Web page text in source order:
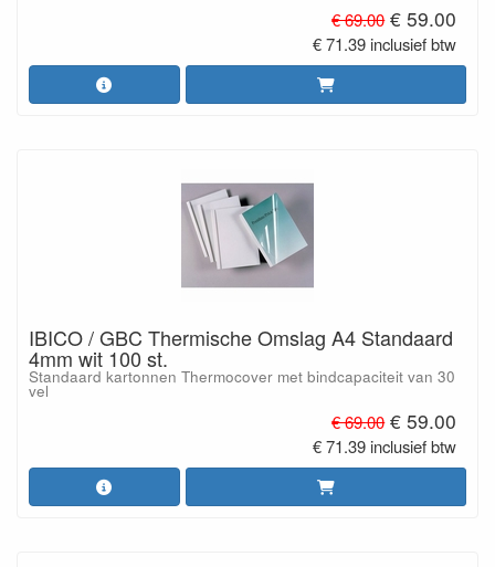
€ 69.00 € 59.00
€ 71.39 inclusief btw
IBICO / GBC Thermische Omslag A4 Standaard
4mm wit 100 st.
Standaard kartonnen Thermocover met bindcapaciteit van 30
vel
€ 69.00 € 59.00
€ 71.39 inclusief btw